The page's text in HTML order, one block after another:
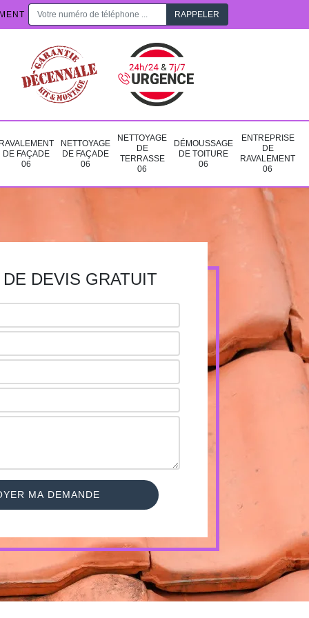
RAVALEMENT
DE FAÇADE
06
NETTOYAGE
DE FAÇADE
06
NETTOYAGE
DE
TERRASSE
06
DÉMOUSSAGE
DE TOITURE
06
ENTREPRISE
DE
RAVALEMENT
06
DEVIS GRATUIT